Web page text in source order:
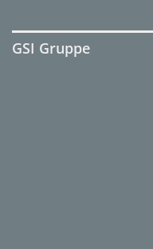
GSI Gruppe